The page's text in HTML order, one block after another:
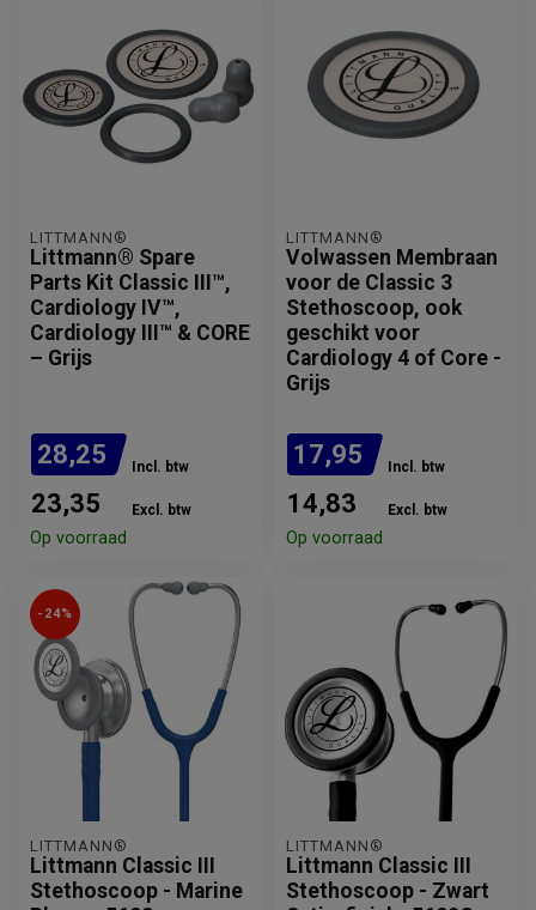
LITTMANN®
Littmann® Spare
Parts Kit Classic III™,
Cardiology IV™,
Cardiology III™ & CORE
– Grijs
28,25 Incl. btw
23,35 Excl. btw
Op voorraad
LITTMANN®
Volwassen Membraan
voor de Classic 3
Stethoscoop, ook
geschikt voor
Cardiology 4 of Core -
Grijs
17,95 Incl. btw
14,83 Excl. btw
Op voorraad
-24%
LITTMANN®
Littmann Classic III
Stethoscoop - Marine
LITTMANN®
Littmann Classic III
Stethoscoop - Zwart